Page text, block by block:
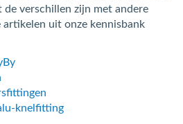
verschillen zijn met andere
artikelen uit onze kennisbank
knelfitting